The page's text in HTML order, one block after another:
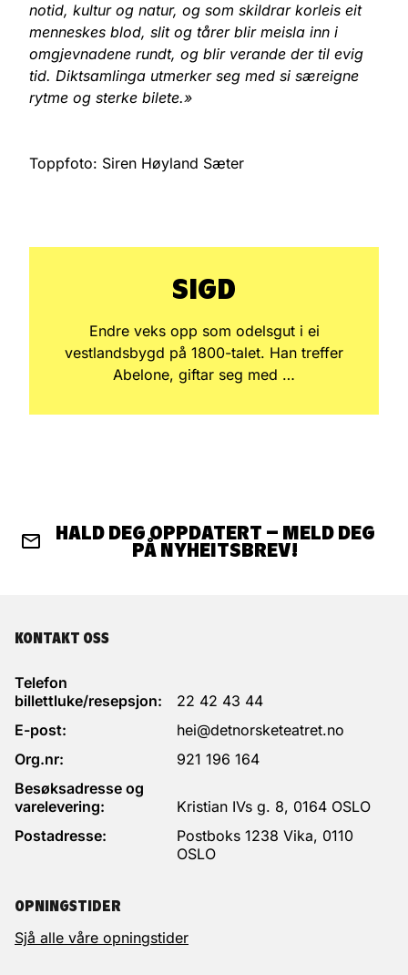
notid, kultur og natur, og som skildrar korleis eit
menneskes blod, slit og tårer blir meisla inn i
omgjevnadene rundt, og blir verande der til evig
tid. Diktsamlinga utmerker seg med si særeigne
rytme og sterke bilete.»
Toppfoto: Siren Høyland Sæter
SIGD
Endre veks opp som odelsgut i ei
vestlandsbygd på 1800-talet. Han treffer
Abelone, giftar seg med …
HALD DEG OPPDATERT – MELD DEG
PÅ NYHEITSBREV!
KONTAKT OSS
Telefon
billettluke/resepsjon:
22 42 43 44
E-post:
hei@detnorsketeatret.no
Org.nr:
921 196 164
Besøksadresse og
varelevering:
Kristian IVs g. 8, 0164 OSLO
Postadresse:
Postboks 1238 Vika, 0110
OSLO
OPNINGSTIDER
Sjå alle våre opningstider